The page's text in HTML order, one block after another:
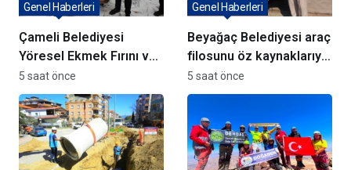
Çameli Belediyesi
Yöresel Ekmek Fırını ve
yatırımlar açıldı
Genel Haberleri
5 saat önce
Beyağaç Belediyesi araç
filosunu öz kaynaklarıyla
güçlendiriyor
Genel Haberleri
5 saat önce